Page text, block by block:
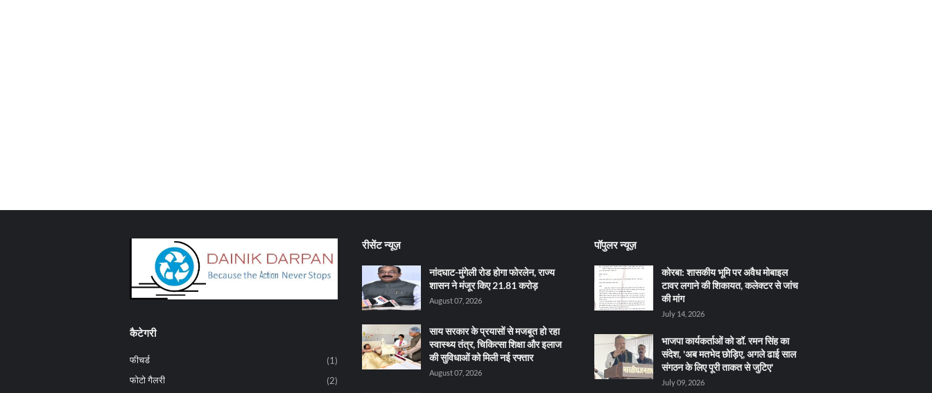
कैटेगरी
फीचर्ड
(1)
फोटो गैलरी
(2)
रीसेंट न्यूज़
नांदघाट-मुंगेली रोड होगा फोरलेन, राज्य
शासन ने मंजूर किए 21.81 करोड़
August 07, 2026
साय सरकार के प्रयासों से मजबूत हो रहा
स्वास्थ्य तंत्र, चिकित्सा शिक्षा और इलाज
की सुविधाओं को मिली नई रफ्तार
August 07, 2026
पॉपुलर न्यूज़
कोरबा: शासकीय भूमि पर अवैध मोबाइल
टावर लगाने की शिकायत, कलेक्टर से जांच
की मांग
July 14, 2026
भाजपा कार्यकर्ताओं को डॉ. रमन सिंह का
संदेश, 'अब मतभेद छोड़िए, अगले ढाई साल
संगठन के लिए पूरी ताकत से जुटिए'
July 09, 2026